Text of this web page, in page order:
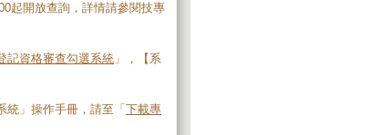
起開放查詢，詳情請參閱技專
記資格審查勾選系統 」，【系
統」操作手冊，請至「 下載專